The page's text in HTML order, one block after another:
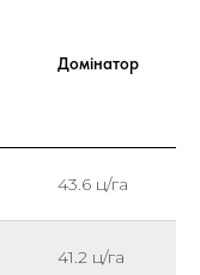
Домінатор
43.6 ц/га
41.2 ц/га